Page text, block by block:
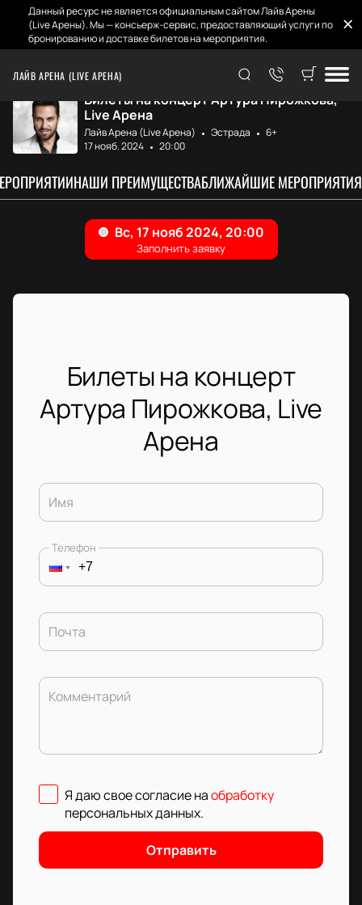
Данный ресурс не является официальным сайтом Лайв Арены
(Live Арены). Мы — консьерж-сервис, предоставляющий услуги по
бронированию и доставке билетов на мероприятия.
ЛАЙВ АРЕНА (LIVE АРЕНА)
Главная Афиша и билеты Артур Пирожков
Билеты на концерт Артура Пирожкова,
Live Арена
Лайв Арена (Live Арена) Эстрада
6+
17 нояб. 2024
20:00
НАШИ ПРЕИМУЩЕСТВАБЛИЖАЙШИЕ МЕРОПРИЯТИЯ
Билеты на концерт
Артура Пирожкова, Live
Арена
Имя
Телефон
Почта
Комментарий
Я даю свое согласие наобработку
персональных данных.
Отправить